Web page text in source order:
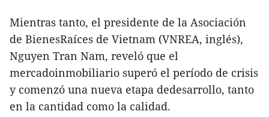
Mientras tanto, el presidente de la Asociación
de BienesRaíces de Vietnam (VNREA, inglés),
Nguyen Tran Nam, reveló que el
mercadoinmobiliario superó el período de crisis
y comenzó una nueva etapa dedesarrollo, tanto
en la cantidad como la calidad.